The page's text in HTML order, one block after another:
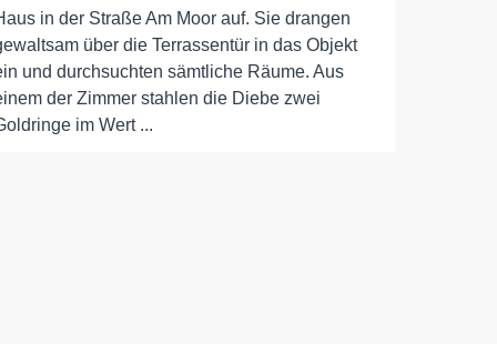
in der Straße Am Moor auf. Sie drangen
über die Terrassentür in das Objekt
und durchsuchten sämtliche Räume. Aus
der Zimmer stahlen die Diebe zwei
im Wert ...